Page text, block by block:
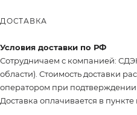
ДОСТАВКА
Условия доставки по РФ
Сотрудничаем с компанией:
области). Стоимость доставки
оператором при подтверждении
Доставка оплачивается в